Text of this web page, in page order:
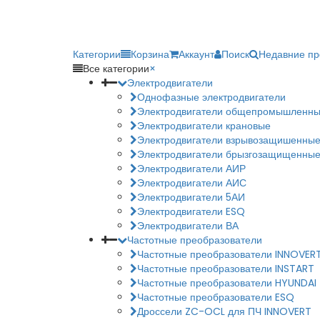
Категории Корзина Аккаунт Поиск Недавние
Все категории×
Электродвигатели
Однофазные электродвигатели
Электродвигатели
Электродвигатели крановые
Электродвигатели взрывозащишенные
Электродвигатели брызгозащищенные
Электродвигатели АИР
Электродвигатели АИС
Электродвигатели 5АИ
Электродвигатели ESQ
Электродвигатели ВА
Частотные преобразователи
Частотные преобразователи
Частотные преобразователи INSTART
Частотные преобразователи HYUNDAI
Частотные преобразователи ESQ
Дроссели ZC-OCL для ПЧ INNOVERT